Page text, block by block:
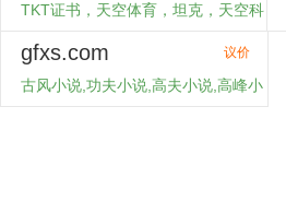
TKT证书，天空体育，坦克，天空科
技
议价
gfxs.com
古风小说,功夫小说,高夫小说,高峰小
说,官方小说,功夫小子